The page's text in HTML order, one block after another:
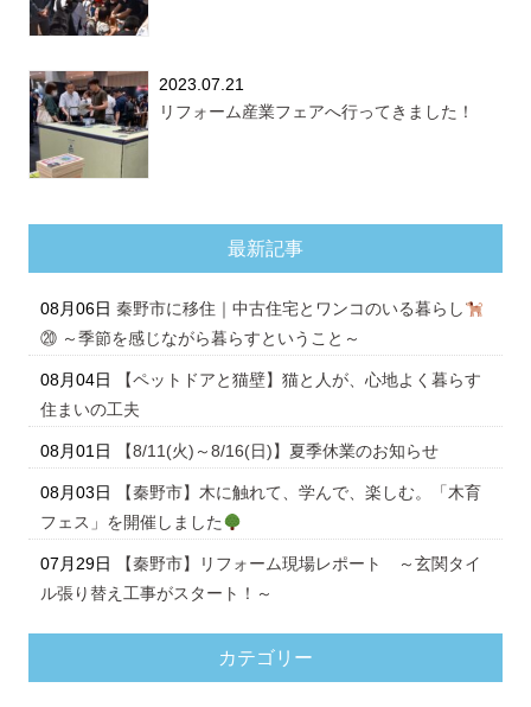
2023.07.21
リフォーム産業フェアへ行ってきました！
最新記事
08月06日 秦野市に移住｜中古住宅とワンコのいる暮らし
⑳ ～季節を感じながら暮らすということ～
08月04日
【ペットドアと猫壁】猫と人が、心地よく暮らす
住まいの工夫
08月01日 【8/11(火)～8/16(日)】夏季休業のお知らせ
08月03日
【秦野市】木に触れて、学んで、楽しむ。「木育
フェス」を開催しました
07月29日
【秦野市】リフォーム現場レポート ～玄関タイ
ル張り替え工事がスタート！～
カテゴリー